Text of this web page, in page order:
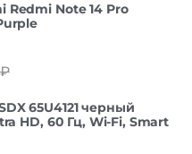
Redmi Note 14 Pro
65U4121 черный
HD, 60 Гц, Wi-Fi, Smart